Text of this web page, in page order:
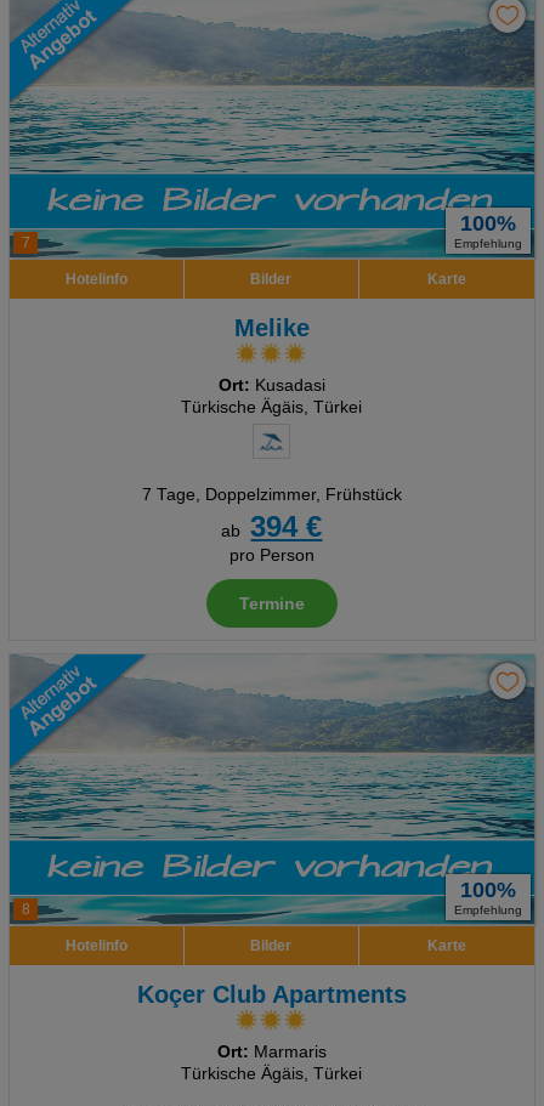
7
100%
Empfehlung
Hotelinfo Bilder Karte
Melike
Ort: Kusadasi
Türkische Ägäis, Türkei
7 Tage, Doppelzimmer, Frühstück
ab
394 €
pro Person
Termine
8
100%
Empfehlung
Hotelinfo Bilder Karte
Koçer Club Apartments
Ort: Marmaris
Türkische Ägäis, Türkei